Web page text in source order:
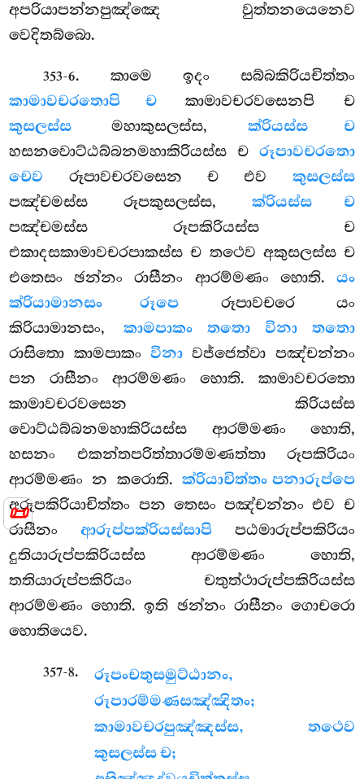
📜
අපරියාපන්නපුඤ්ඤෙ වුත්තනයෙනෙව
වෙදිතබ්බො.
353-6. කාමෙ ඉදං සබ්බකිරියචිත්තං
කාමාවචරතොපි චකාමාවචරවසෙනපි ච
කුසලස්ස මහාකුසලස්ස, ක්රියස්ස ච
හසනවොට්ඨබ්බනමහාකිරියස්ස ච රූපාවචරතො
චෙව රූපාවචරවසෙන ච එව කුසලස්ස
පඤ්චමස්ස රූපකුසලස්ස, ක්රියස්ස ච
පඤ්චමස්ස රූපකිරියස්ස ච
එකාදසකාමාවචරපාකස්ස ච තථෙව අකුසලස්ස ච
එතෙසං ඡන්නං රාසීනං ආරම්මණං හොති. යං
ක්රියාමානසං රූපෙ රූපාවචරෙ යං
කිරියාමානසං,කාමපාකං තතො විනා තතො
රාසිතො කාමපාකං විනා වජ්ජෙත්වා පඤ්චන්නං
පන රාසීනං ආරම්මණං හොති. කාමාවචරතො
කාමාවචරවසෙන කිරියස්ස
වොට්ඨබ්බනමහාකිරියස්ස ආරම්මණං හොති,
හසනං එකන්තපරිත්තාරම්මණත්තා රූපකිරියං
ආරම්මණං න කරොති. ක්රියාචිත්තං පනාරුප්පෙ
අරූපකිරියාචිත්තං පන තෙසං පඤ්චන්නං එව ච
රාසීනං ආරුප්පක්රියස්සාපි පඨමාරුප්පකිරියං
දුතියාරුප්පකිරියස්ස ආරම්මණං හොති,
තතියාරුප්පකිරියං චතුත්ථාරුප්පකිරියස්ස
ආරම්මණං හොති. ඉති ඡන්නං රාසීනං ගොචරො
හොතියෙව.
357-8. රූපංචතුසමුට්ඨානං,
රූපාරම්මණසඤ්ඤිතං;
කාමාවචරපුඤ්ඤස්ස, තථෙව
කුසලස්ස ච;